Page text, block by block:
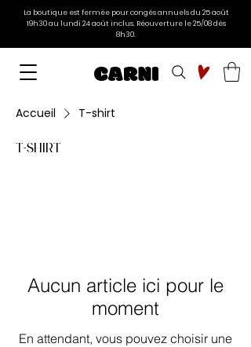
La boutique est fermée pour congés annuels du 25 août
19h30 au lundi 24 août inclus. Réouverture le 25/08 dès
8h30.
CARNI
Accueil T-shirt
T-shirt
Aucun article ici pour le
moment
En attendant, vous pouvez choisir une